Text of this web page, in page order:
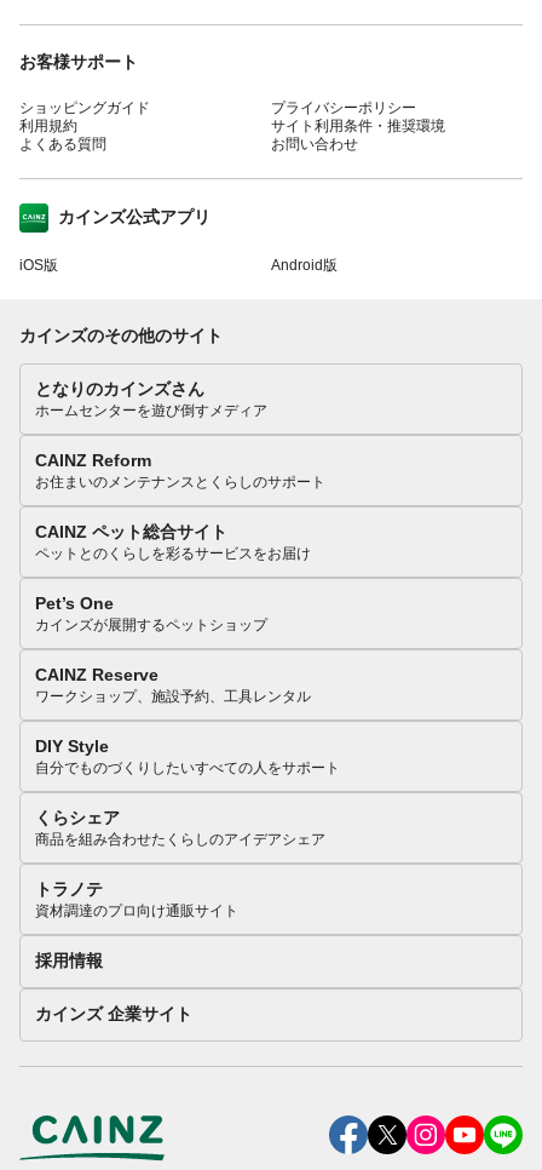
お客様サポート
ショッピングガイド
利用規約
よくある質問
プライバシーポリシー
サイト利用条件・推奨環境
お問い合わせ
カインズ公式アプリ
iOS版 Android版
カインズのその他のサイト
となりのカインズさん
ホームセンターを遊び倒すメディア
CAINZ Reform
お住まいのメンテナンスとくらしのサポート
CAINZ ペット総合サイト
ペットとのくらしを彩るサービスをお届け
Pet’s One
カインズが展開するペットショップ
CAINZ Reserve
ワークショップ、施設予約、工具レンタル
DIY Style
自分でものづくりしたいすべての人をサポート
くらシェア
商品を組み合わせたくらしのアイデアシェア
トラノテ
資材調達のプロ向け通販サイト
採用情報
カインズ 企業サイト